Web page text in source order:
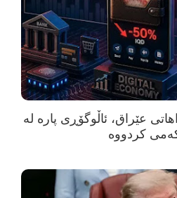
عێراق، ئاڵوگۆڕی پارە لە